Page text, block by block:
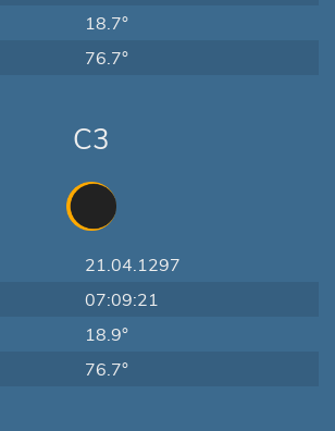
18.7°
76.7°
C3
21.04.1297
07:09:21
18.9°
76.7°